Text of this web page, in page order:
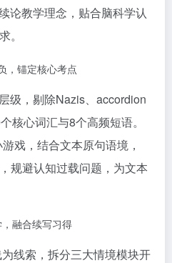
论教学理念，贴合脑科学认
。
，锚定核心考点
级，剔除Nazis、accordion
核心词汇与8个高频短语。
戏，结合文本原句语境，
规避认知过载问题，为文本
融合续写习得
线索，拆分三大情境模块开